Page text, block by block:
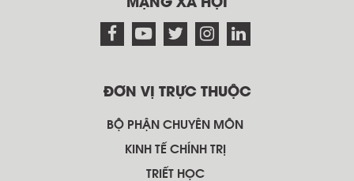
MẠNG XÃ HỘI
ĐƠN VỊ TRỰC THUỘC
BỘ PHẬN CHUYÊN MÔN
KINH TẾ CHÍNH TRỊ
TRIẾT HỌC